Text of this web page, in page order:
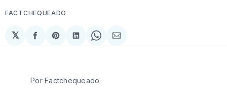
FACTCHEQUEADO
𝕏
Compartir
en
Share
on
Compartir
en
Share
on
Compartir
via
Por Factchequeado